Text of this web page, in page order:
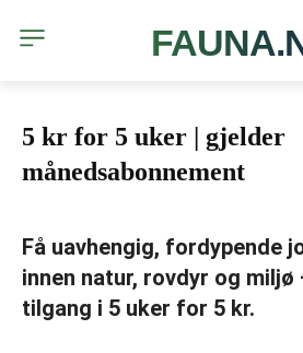
5 kr for 5 uker | gjelder
månedsabonnement
Få uavhengig, fordypende
innen natur, rovdyr og miljø
tilgang i 5 uker for 5 kr.